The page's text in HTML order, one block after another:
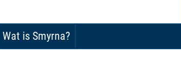
Wat is Smyrna?